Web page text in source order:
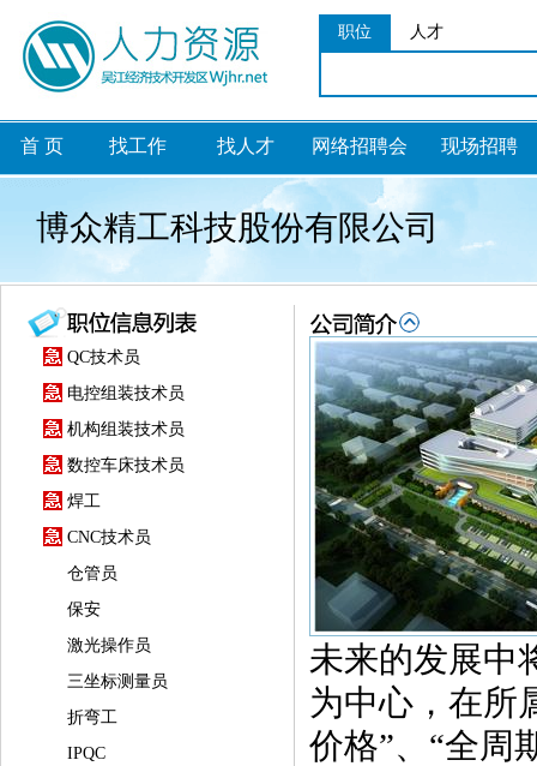
职位 人才
首 页 找工作 找人才 网络招聘会 现场招聘
博众精工科技股份有限公司
QC技术员
电控组装技术员
机构组装技术员
数控车床技术员
焊工
CNC技术员
仓管员
保安
激光操作员
三坐标测量员
折弯工
IPQC
未来的发展中
为中心，在所
价格”、“全周